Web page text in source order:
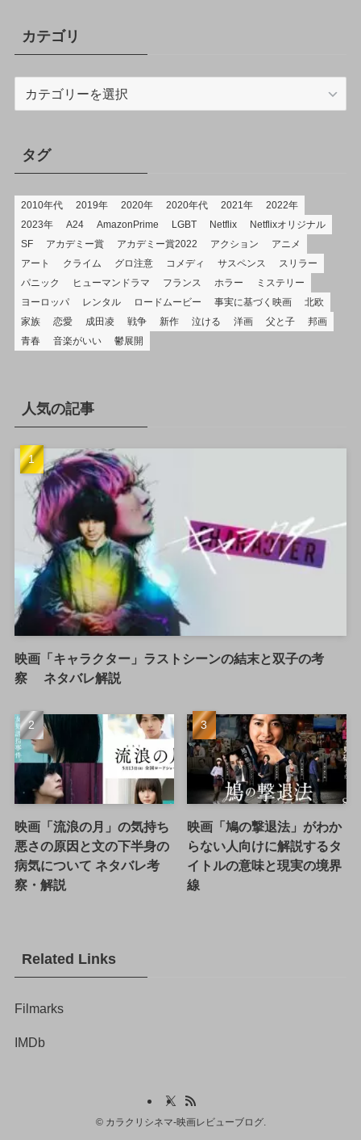
カテゴリ
タグ
2010年代 2019年 2020年 2020年代 2021年
2022年
2023年
A24 AmazonPrime LGBT Netflix
Netflixオリジナル
SF
アカデミー賞 アカデミー賞2022 アクション
アニメ
アート
クライム グロ注意 コメディ サスペンス
スリラー
パニック
ヒューマンドラマ フランス ホラー
ミステリー
ヨーロッパ
レンタル ロードムービー 事実に基づく映画
北欧
家族
恋愛 成田凌 戦争 新作 泣ける 洋画 父と子
邦画
青春
音楽がいい 鬱展開
人気の記事
映画「キャラクター」ラストシーンの結末と双子の考
察 ネタバレ解説
映画「流浪の月」の気持ち
悪さの原因と文の下半身の
病気について ネタバレ考
察・解説
映画「鳩の撃退法」がわか
らない人向けに解説するタ
イトルの意味と現実の境界
線
Related Links
Filmarks
IMDb
©カラクリシネマ-映画レビューブログ.